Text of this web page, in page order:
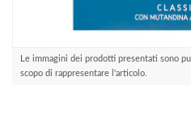
Le immagini dei prodotti presentati sono
scopo di rappresentare l'articolo.